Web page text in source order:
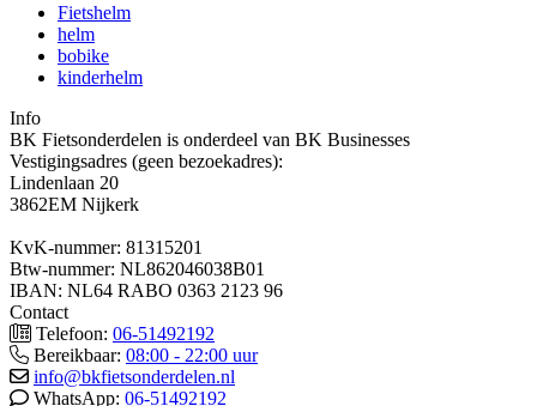
Fietshelm
helm
bobike
kinderhelm
Info
BK Fietsonderdelen is onderdeel van BK Businesses
Vestigingsadres (geen bezoekadres):
Lindenlaan 20
3862EM Nijkerk
KvK-nummer: 81315201
Btw-nummer: NL862046038B01
IBAN: NL64 RABO 0363 2123 96
Contact
Telefoon: 06-51492192
Bereikbaar: 08:00 - 22:00 uur
info@bkfietsonderdelen.nl
WhatsApp: 06-51492192